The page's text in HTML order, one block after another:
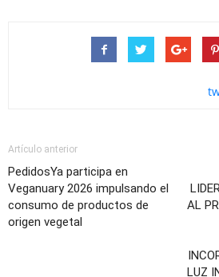
Artículo anterior
PedidosYa participa en
Veganuary 2026 impulsando el
consumo de productos de
origen vegetal
AL
LUZ